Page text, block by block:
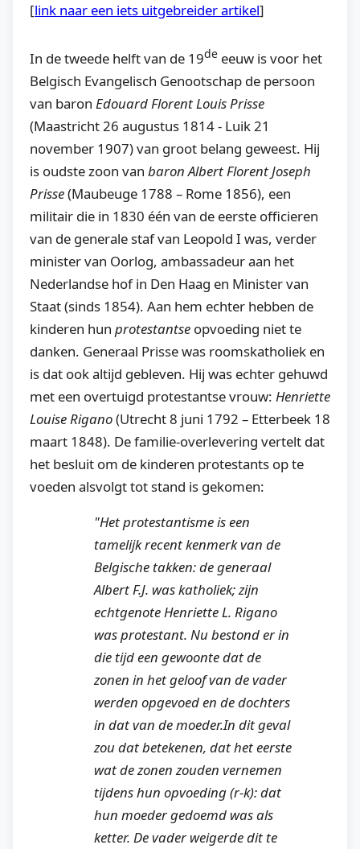
[link naar een iets uitgebreider artikel]
In de tweede helft van de 19de eeuw is voor het
Belgisch Evangelisch Genootschap de persoon
van baron Edouard Florent Louis Prisse
(Maastricht 26 augustus 1814 - Luik 21
november 1907) van groot belang geweest. Hij
is oudste zoon van baron Albert Florent Joseph
Prisse(Maubeuge 1788 – Rome 1856), een
militair die in 1830 één van de eerste officieren
van de generale staf van Leopold I was, verder
minister van Oorlog, ambassadeur aan het
Nederlandse hof in Den Haag en Minister van
Staat (sinds 1854). Aan hem echter hebben de
kinderen hun protestantse opvoeding niet te
danken. Generaal Prisse was roomskatholiek en
is dat ook altijd gebleven. Hij was echter gehuwd
met een overtuigd protestantse vrouw: Henriette
Louise Rigano(Utrecht 8 juni 1792 – Etterbeek 18
maart 1848). De familie-overlevering vertelt dat
het besluit om de kinderen protestants op te
voeden alsvolgt tot stand is gekomen:
"Het protestantisme is een
tamelijk recent kenmerk van de
Belgische takken: de generaal
Albert F.J. was katholiek; zijn
echtgenote Henriette L. Rigano
was protestant. Nu bestond er in
die tijd een gewoonte dat de
zonen in het geloof van de vader
werden opgevoed en de dochters
in dat van de moeder.In dit geval
zou dat betekenen, dat het eerste
wat de zonen zouden vernemen
tijdens hun opvoeding (r-k): dat
hun moeder gedoemd was als
ketter. De vader weigerde dit te